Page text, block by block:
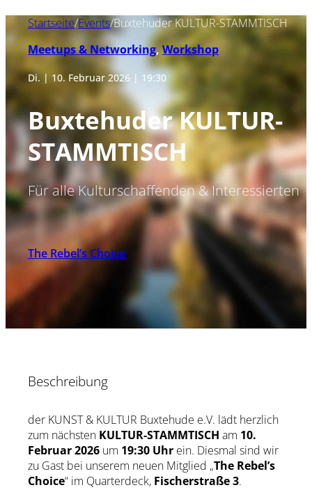
Startseite/Events/Buxtehuder KULTUR-STAMMTISCH
Meetups & Networking,Workshop
Di. | 10. Februar 2026 | 19:30
Buxtehuder KULTUR-
STAMMTISCH
Für alle Kulturschaffenden & Interessierten
The Rebel’s Choice
Beschreibung
der KUNST & KULTUR Buxtehude e.V. lädt herzlich
zum nächsten KULTUR-STAMMTISCH am 10.
Februar 2026 um 19:30 Uhr ein. Diesmal sind wir
zu Gast bei unserem neuen Mitglied „The Rebel’s
Choice“ im Quarterdeck, Fischerstraße 3.